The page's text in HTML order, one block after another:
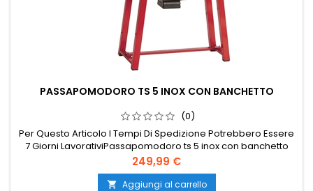
PASSAPOMODORO TS 5 INOX CON BANCHETTO
(0)
Per Questo Articolo I Tempi Di Spedizione Potrebbero Essere
7 Giorni LavorativiPassapomodoro ts 5 inox con banchetto
Prezzo
249,99 €
 Aggiungi al carrello